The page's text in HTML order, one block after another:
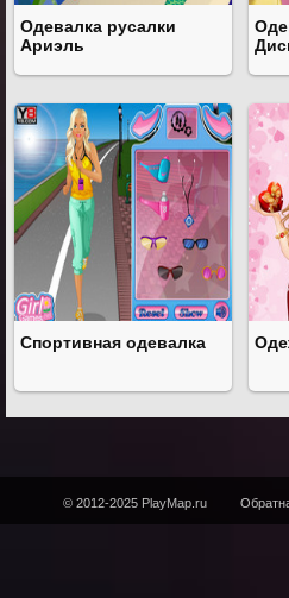
Одевалка русалки
Ариэль
Спортивная одевалка
© 2012-2025 PlayMap.ru